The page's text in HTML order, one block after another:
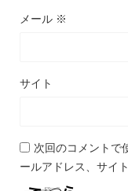
メール ※
サイト
次回のコメントで
ールアドレス、サイ